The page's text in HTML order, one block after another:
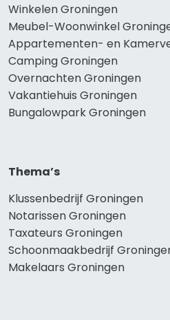
Winkelen Groningen
Meubel-Woonwinkel
Appartementen- en
Camping Groningen
Overnachten Groningen
Vakantiehuis Groningen
Bungalowpark Groningen
Thema’s
Klussenbedrijf Groningen
Notarissen Groningen
Taxateurs Groningen
Schoonmaakbedrijf
Makelaars Groningen